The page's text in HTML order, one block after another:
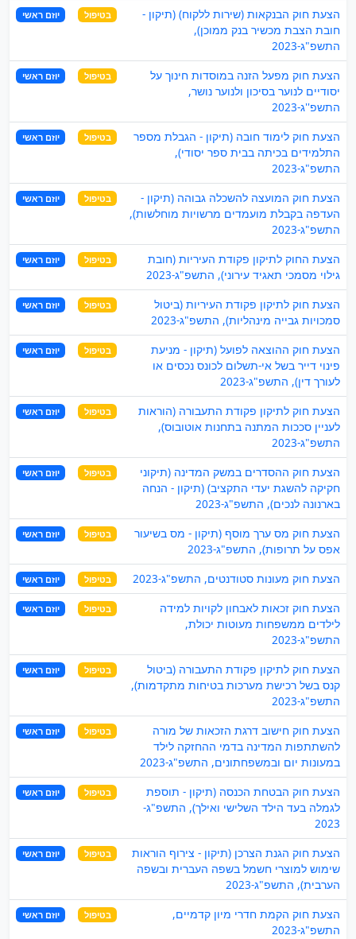
הצעת חוק הבנקאות (שירות ללקוח) (תיקון -
חובת הצבת מכשיר בנק ממוכן),
התשפ"ג-2023
בטיפול יוזם ראשי
הצעת חוק מפעל הזנה במוסדות חינוך על
יסודיים לנוער בסיכון ולנוער נושר,
התשפ''ג-2023
בטיפול יוזם ראשי
הצעת חוק לימוד חובה (תיקון - הגבלת מספר
התלמידים בכיתה בבית ספר יסודי),
התשפ"ג-2023
בטיפול יוזם ראשי
הצעת חוק המועצה להשכלה גבוהה (תיקון -
העדפה בקבלת מועמדים מרשויות מוחלשות),
התשפ"ג-2023
בטיפול יוזם ראשי
הצעת החוק לתיקון פקודת העיריות (חובת
גילוי מסמכי תאגיד עירוני), התשפ"ג-2023
בטיפול יוזם ראשי
הצעת חוק לתיקון פקודת העיריות (ביטול
סמכויות גבייה מינהליות), התשפ"ג-2023
בטיפול יוזם ראשי
הצעת חוק ההוצאה לפועל (תיקון - מניעת
פינוי דייר בשל אי-תשלום לכונס נכסים או
לעורך דין), התשפ"ג-2023
בטיפול יוזם ראשי
הצעת חוק לתיקון פקודת התעבורה (הוראות
לעניין סככות המתנה בתחנות אוטובוס),
התשפ"ג-2023
בטיפול יוזם ראשי
הצעת חוק ההסדרים במשק המדינה (תיקוני
חקיקה להשגת יעדי התקציב) (תיקון - הנחה
בארנונה לנכים), התשפ"ג-2023
בטיפול יוזם ראשי
הצעת חוק מס ערך מוסף (תיקון - מס בשיעור
אפס על תרופות), התשפ"ג-2023
בטיפול יוזם ראשי
הצעת חוק מעונות סטודנטים, התשפ"ג-2023 בטיפול יוזם ראשי
הצעת חוק זכאות לאבחון לקויות למידה
לילדים ממשפחות מעוטות יכולת,
התשפ"ג-2023
בטיפול יוזם ראשי
הצעת חוק לתיקון פקודת התעבורה (ביטול
קנס בשל רכישת מערכות בטיחות מתקדמות),
התשפ"ג-2023
בטיפול יוזם ראשי
הצעת חוק חישוב דרגת הזכאות של מורה
להשתתפות המדינה בדמי ההחזקה לילד
במעונות יום ובמשפחתונים, התשפ"ג-2023
בטיפול יוזם ראשי
הצעת חוק הבטחת הכנסה (תיקון - תוספת
לגמלה בעד הילד השלישי ואילך), התשפ"ג-
2023
בטיפול יוזם ראשי
הצעת חוק הגנת הצרכן (תיקון - צירוף הוראות
שימוש למוצרי חשמל בשפה העברית ובשפה
הערבית), התשפ"ג-2023
בטיפול יוזם ראשי
הצעת חוק הקמת חדרי מיון קדמיים,
התשפ"ג-2023
בטיפול יוזם ראשי